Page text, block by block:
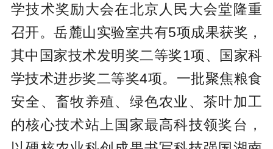
学技术奖励大会在北京人民大会堂隆重
召开。岳麓山实验室共有5项成果获奖，
其中国家技术发明奖二等奖1项、国家科
学技术进步奖二等奖4项。一批聚焦粮食
安全、畜牧养殖、绿色农业、茶叶加工
的核心技术站上国家最高科技领奖台，